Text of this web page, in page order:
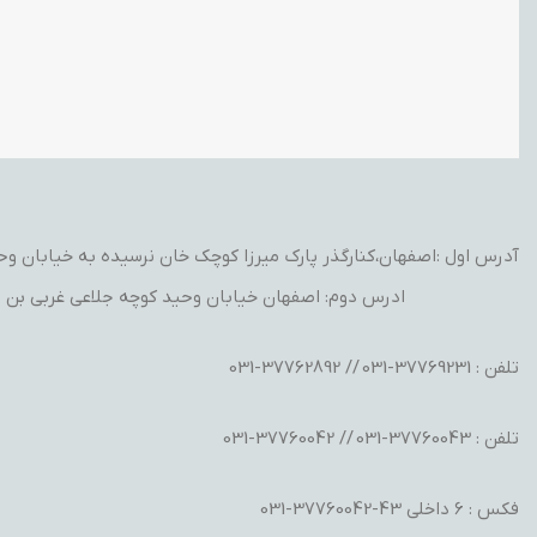
آدرس اول :اصفهان،کنارگذر پارک میرزا کوچک خان نرسیده به خیابان
ادرس دوم: اصفهان خیابان وحید کوچه جلاعی غربی بن
تلفن : 37769231-031 // 37762892-031
تلفن : 37760043-031 // 37760042-031
فکس : 6 داخلی 43-37760042-031